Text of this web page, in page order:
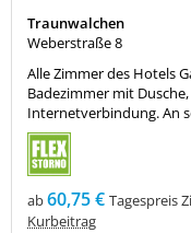
Traunwalchen
Weberstraße 8
Alle Zimmer des Hotels
Badezimmer mit
Internetverbindung. An
ab60,75 € Tagespreis
Kurbeitrag